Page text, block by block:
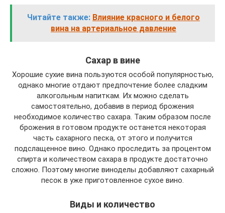
Читайте также: Влияние красного и белого
вина на артериальное давление
Сахар в вине
Хорошие сухие вина пользуются особой популярностью,
однако многие отдают предпочтение более сладким
алкогольным напиткам. Их можно сделать
самостоятельно, добавив в период брожения
необходимое количество сахара. Таким образом после
брожения в готовом продукте останется некоторая
часть сахарного песка, от этого и получится
подслащенное вино. Однако проследить за процентом
спирта и количеством сахара в продукте достаточно
сложно. Поэтому многие виноделы добавляют сахарный
песок в уже приготовленное сухое вино.
Виды и количество